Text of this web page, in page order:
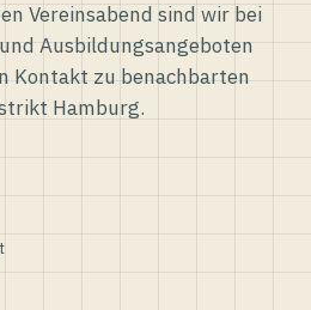
Vereinsabend sind wir bei
Ausbildungsangeboten
Kontakt zu benachbarten
Hamburg.